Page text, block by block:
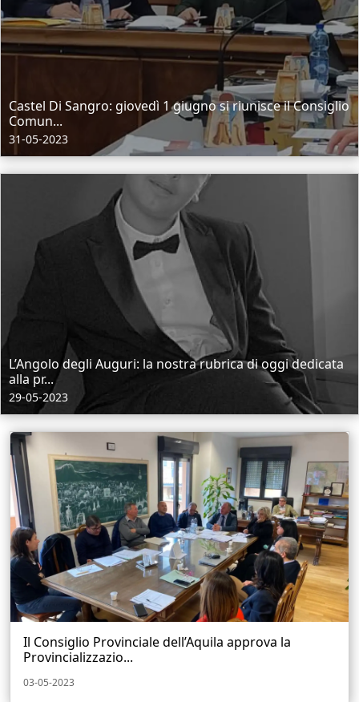
Castel Di Sangro: giovedì 1 giugno si riunisce il Consiglio
Comun...
31-05-2023
L’Angolo degli Auguri: la nostra rubrica di oggi dedicata
alla pr...
29-05-2023
Il Consiglio Provinciale dell’Aquila approva la
Provincializzazio...
03-05-2023